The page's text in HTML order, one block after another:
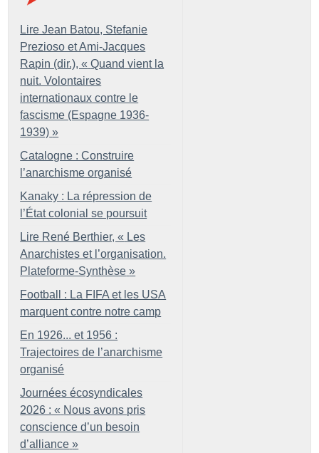
Lire Jean Batou, Stefanie
Prezioso et Ami-Jacques
Rapin (dir.), « Quand vient la
nuit. Volontaires
internationaux contre le
fascisme (Espagne 1936-
1939) »
Catalogne : Construire
l’anarchisme organisé
Kanaky : La répression de
l’État colonial se poursuit
Lire René Berthier, « Les
Anarchistes et l’organisation.
Plateforme-Synthèse »
Football : La FIFA et les USA
marquent contre notre camp
En 1926... et 1956 :
Trajectoires de l’anarchisme
organisé
Journées écosyndicales
2026 : « Nous avons pris
conscience d’un besoin
d’alliance »